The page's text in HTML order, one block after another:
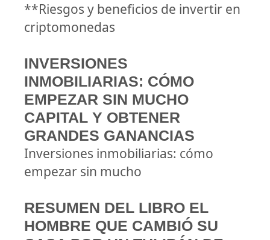
**Riesgos y beneficios de invertir en
criptomonedas
INVERSIONES
INMOBILIARIAS: CÓMO
EMPEZAR SIN MUCHO
CAPITAL Y OBTENER
GRANDES GANANCIAS
Inversiones inmobiliarias: cómo
empezar sin mucho
RESUMEN DEL LIBRO EL
HOMBRE QUE CAMBIÓ SU